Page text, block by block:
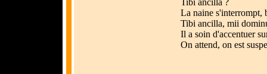
Tibi ancilla ?
La naine s'interrompt,
Tibi ancilla, mii
Il a soin d'accentuer
On attend, on est